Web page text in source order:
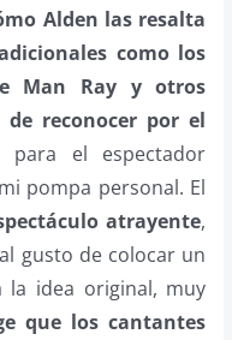
Alden las resalta
como los
Man Ray y otros
reconocer por el
el espectador
pompa personal. El
atrayente,
gusto de colocar un
la idea original, muy
que los cantantes